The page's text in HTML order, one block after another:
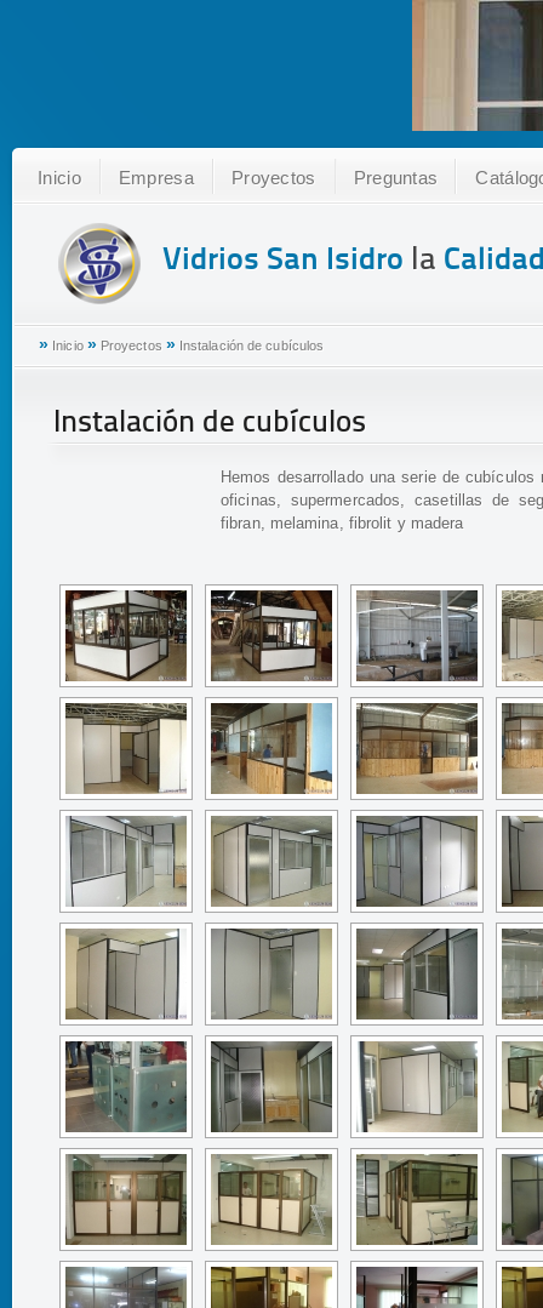
Inicio Empresa Proyectos Preguntas
Vidrios San Isidro la
» Inicio » Proyectos » Instalación de cubículos
Instalación de cubículos
Hemos desarrollado una serie de
oficinas, supermercados, casetillas de
fibran, melamina, fibrolit y madera